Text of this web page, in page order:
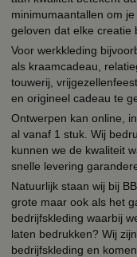
minimumaantallen om
geloven dat elke creatie
Voor werkkleding
als kraamcadeau,
touwerij,
en origineel cadeau te
Ontwerpen kan online,
al vanaf 1 stuk. Wij
kunnen we de kwaliteit
snelle levering
Natuurlijk staan wij bij
grote maar ook als het
bedrijfskleding waarbij
laten bedrukken? Wij
bedrijfskleding en